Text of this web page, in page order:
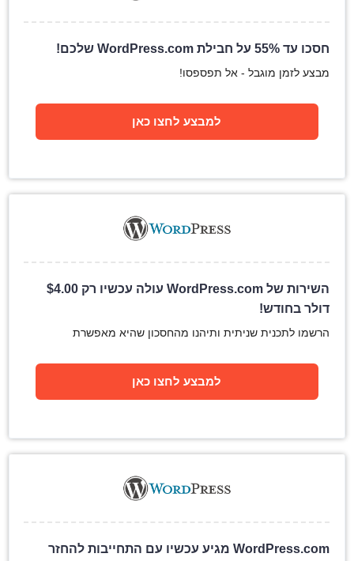
חסכו עד 55% על חבילת WordPress.com שלכם!
מבצע לזמן מוגבל - אל תפספסו!
למבצע לחצו כאן
השירות של WordPress.com עולה עכשיו רק $4.00
דולר בחודש!
הרשמו לתכנית שניתית ותיהנו מהחסכון שהיא מאפשרת
למבצע לחצו כאן
WordPress.com מגיע עכשיו עם התחייבות להחזר